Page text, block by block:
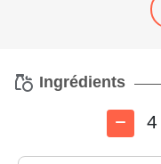
Ingrédients
4